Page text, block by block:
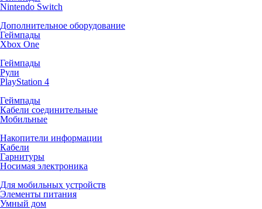
Nintendo Switch
Дополнительное оборудование
Геймпады
Xbox One
Геймпады
Рули
PlayStation 4
Геймпады
Кабели соединительные
Мобильные
Накопители информации
Кабели
Гарнитуры
Носимая электроника
Для мобильных устройств
Элементы питания
Умный дом